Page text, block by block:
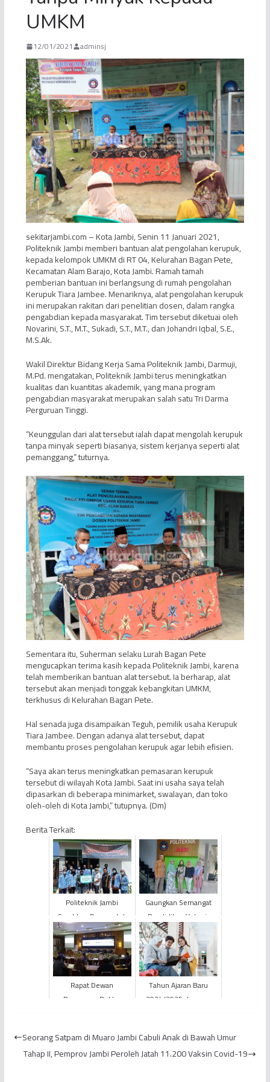
UMKM
12/01/2021 adminsj
sekitarjambi.com – Kota Jambi, Senin 11 Januari 2021,
Politeknik Jambi memberi bantuan alat pengolahan kerupuk,
kepada kelompok UMKM di RT 04, Kelurahan Bagan Pete,
Kecamatan Alam Barajo, Kota Jambi. Ramah tamah
pemberian bantuan ini berlangsung di rumah pengolahan
Kerupuk Tiara Jambee. Menariknya, alat pengolahan kerupuk
ini merupakan rakitan dari penelitian dosen, dalam rangka
pengabdian kepada masyarakat. Tim tersebut diketuai oleh
Novarini, S.T., M.T., Sukadi, S.T., M.T., dan Johandri Iqbal, S.E.,
M.S.Ak.
Wakil Direktur Bidang Kerja Sama Politeknik Jambi, Darmuji,
M.Pd. mengatakan, Politeknik Jambi terus meningkatkan
kualitas dan kuantitas akademik, yang mana program
pengabdian masyarakat merupakan salah satu Tri Darma
Perguruan Tinggi.
“Keunggulan dari alat tersebut ialah dapat mengolah kerupuk
tanpa minyak seperti biasanya, sistem kerjanya seperti alat
pemanggang,” tuturnya.
Sementara itu, Suherman selaku Lurah Bagan Pete
mengucapkan terima kasih kepada Politeknik Jambi, karena
telah memberikan bantuan alat tersebut. Ia berharap, alat
tersebut akan menjadi tonggak kebangkitan UMKM,
terkhusus di Kelurahan Bagan Pete.
Hal senada juga disampaikan Teguh, pemilik usaha Kerupuk
Tiara Jambee. Dengan adanya alat tersebut, dapat
membantu proses pengolahan kerupuk agar lebih efisien.
“Saya akan terus meningkatkan pemasaran kerupuk
tersebut di wilayah Kota Jambi. Saat ini usaha saya telah
dipasarkan di beberapa minimarket, swalayan, dan toko
oleh-oleh di Kota Jambi,” tutupnya. (Dm)
Berita Terkait:
Politeknik Jambi
Serahkan Dana untuk
Korban Kebakaran Desa
Purwodadi
Gaungkan Semangat
Pendidikan Vokasi,
Politeknik Jambi
Gandeng JEKTV
Rapat Dewan
Pengawas, Rektor
Tahun Ajaran Baru
2024/2025, Jurusan
Seorang Satpam di Muaro Jambi Cabuli Anak di Bawah Umur
Tahap II, Pemprov Jambi Peroleh Jatah 11.200 Vaksin Covid-19